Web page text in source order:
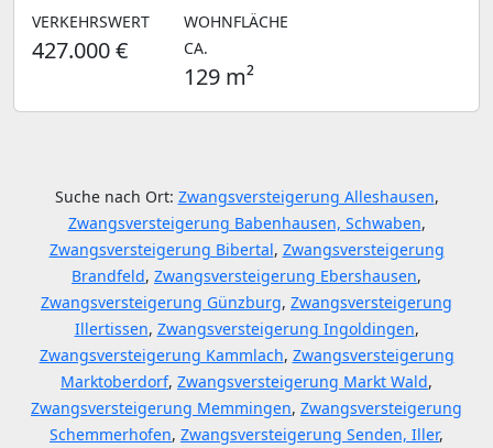
VERKEHRSWERT
427.000 €
WOHNFLÄCHE
CA.
129 m²
Suche nach Ort: Zwangsversteigerung Alleshausen,
Zwangsversteigerung Babenhausen, Schwaben,
Zwangsversteigerung Bibertal, Zwangsversteigerung
Brandfeld, Zwangsversteigerung Ebershausen,
Zwangsversteigerung Günzburg, Zwangsversteigerung
Illertissen, Zwangsversteigerung Ingoldingen,
Zwangsversteigerung Kammlach, Zwangsversteigerung
Marktoberdorf, Zwangsversteigerung Markt Wald,
Zwangsversteigerung Memmingen, Zwangsversteigerung
Schemmerhofen, Zwangsversteigerung Senden, Iller,